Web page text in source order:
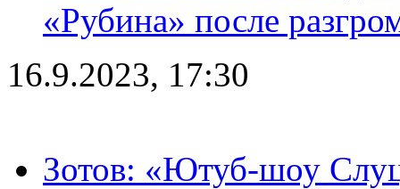
«Рубина» после
16.9.2023, 17:30
Зотов: «Ютуб-шоу